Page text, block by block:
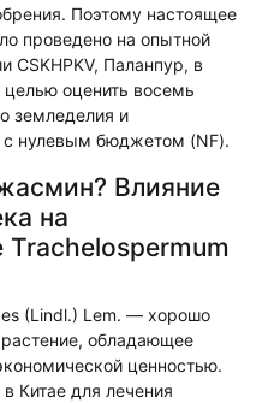
Поэтому настоящее
проведено на опытной
Паланпур, в
оценить восемь
земледелия и
с нулевым бюджетом (NF).
Влияние
на
Trachelospermum
(Lindl.) Lem. — хорошо
растение, обладающее
ценностью.
Китае для лечения